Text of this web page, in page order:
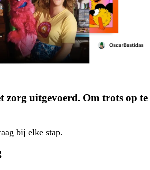
zorg uitgevoerd. Om trots op te
bij elke stap.